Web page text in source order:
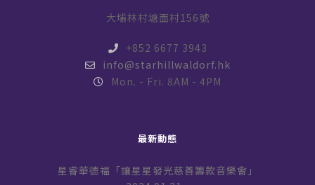
大埔林村塘面村156號
+852 6677 3943
info@starhillwaldorf.hk
Mon. - Fri. 8AM - 4PM
最新動態
星睿華德福「讓星星發光慈善籌款音樂會」